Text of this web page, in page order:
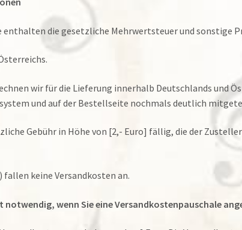
enthalten die gesetzliche Mehrwertsteuer und sonstige
wir für die Lieferung innerhalb Deutschlands und
und auf der Bestellseite nochmals deutlich
Gebühr in Höhe von [2,- Euro] fällig, die der
keine Versandkosten an.
notwendig, wenn Sie eine Versandkostenpauschale